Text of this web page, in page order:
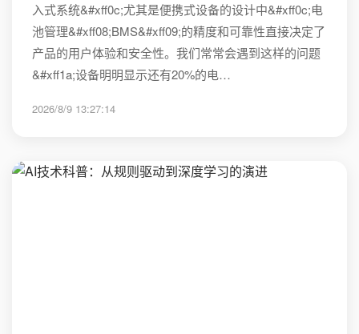
入式系统&#xff0c;尤其是便携式设备的设计中&#xff0c;电
池管理&#xff08;BMS&#xff09;的精度和可靠性直接决定了
产品的用户体验和安全性。我们常常会遇到这样的问题
&#xff1a;设备明明显示还有20%的电…
2026/8/9 13:27:14